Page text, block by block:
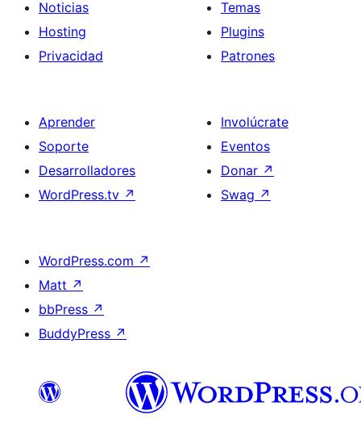
Noticias
Hosting
Privacidad
Temas
Plugins
Patrones
Aprender
Soporte
Desarrolladores
WordPress.tv ↗
Involúcrate
Eventos
Donar ↗
Swag ↗
WordPress.com ↗
Matt ↗
bbPress ↗
BuddyPress ↗